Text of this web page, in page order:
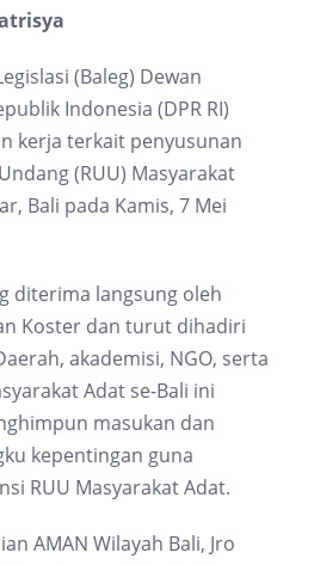
(Baleg) Dewan
Indonesia (DPR RI)
kerja terkait penyusunan
(RUU) Masyarakat
Bali pada Kamis, 7 Mei
diterima langsung oleh
Koster dan turut dihadiri
akademisi, NGO, serta
Adat se-Bali ini
masukan dan
kepentingan guna
RUU Masyarakat Adat.
AMAN Wilayah Bali, Jro